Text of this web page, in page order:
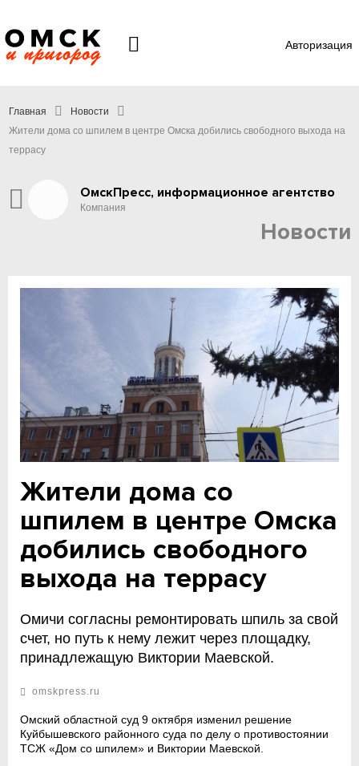
Авторизация
Главная
Новости
Жители дома со шпилем в центре Омска добились свободного выхода на
террасу
ОмскПресс, информационное агентство
Компания
Новости
Жители дома со
шпилем в центре Омска
добились свободного
выхода на террасу
Омичи согласны ремонтировать шпиль за свой
счет, но путь к нему лежит через площадку,
принадлежащую Виктории Маевской.
omskpress.ru
Омский областной суд 9 октября изменил решение
Куйбышевского районного суда по делу о противостоянии
ТСЖ «Дом со шпилем» и Виктории Маевской.